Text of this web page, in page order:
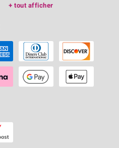
tout afficher